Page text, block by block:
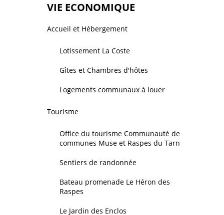
VIE ECONOMIQUE
Accueil et Hébergement
Lotissement La Coste
Gîtes et Chambres d'hôtes
Logements communaux à louer
Tourisme
Office du tourisme Communauté de
communes Muse et Raspes du Tarn
Sentiers de randonnée
Bateau promenade Le Héron des
Raspes
Le Jardin des Enclos